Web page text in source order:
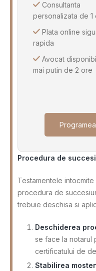
Consultanta
personalizata de 1
Plata online
rapida
Avocat
mai putin de 2 ore
Procedura de
Testamentele
procedura de
trebuie deschisa si
Deschiderea
se face la notarul
certificatului de
Stabilirea